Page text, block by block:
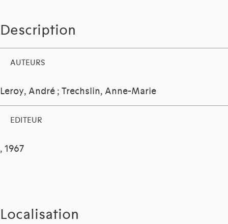
Description
AUTEURS
Leroy, André ; Trechslin, Anne-Marie
EDITEUR
, 1967
Localisation